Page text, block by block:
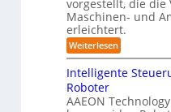
k
u
n
d
L
g
-
K
l
s
h
e
r
B
o
e
r
c
o
b
o
t
n
E
n
c
y
.
c
h
e
n
a
u
c
i
n
vorgestellt, die die
Maschinen- und
erleichtert.
Weiterlesen:
G
e
r
t
Intelligente
Roboter
AAEON